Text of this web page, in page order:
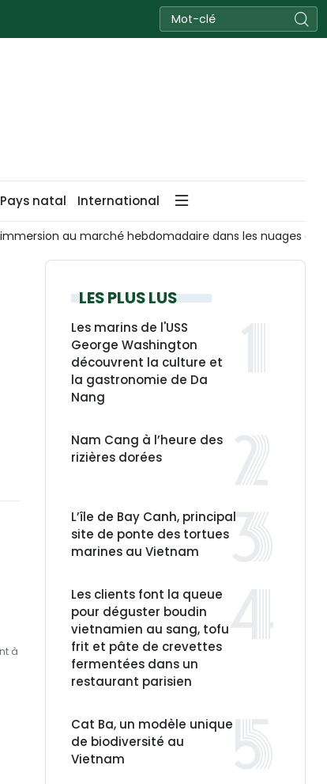
Pays natal International
au marché hebdomadaire dans les nuages du
à
LES PLUS LUS
Les marins de l'USS
George Washington
découvrent la culture et
la gastronomie de Da
Nang
Nam Cang à l’heure des
rizières dorées
L’île de Bay Canh, principal
site de ponte des tortues
marines au Vietnam
Les clients font la queue
pour déguster boudin
vietnamien au sang, tofu
frit et pâte de crevettes
fermentées dans un
restaurant parisien
Cat Ba, un modèle unique
de biodiversité au
Vietnam